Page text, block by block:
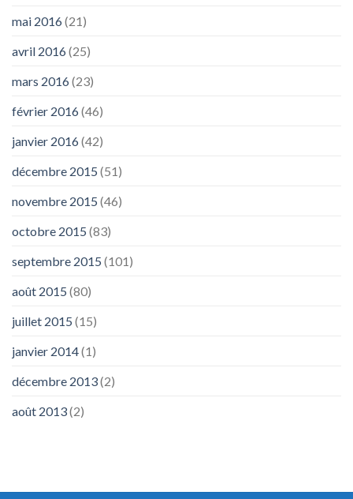
mai 2016(21)
avril 2016(25)
mars 2016(23)
février 2016(46)
janvier 2016(42)
décembre 2015 (51)
novembre 2015 (46)
octobre 2015 (83)
septembre 2015 (101)
août 2015 (80)
juillet 2015 (15)
janvier 2014(1)
décembre 2013(2)
août 2013(2)